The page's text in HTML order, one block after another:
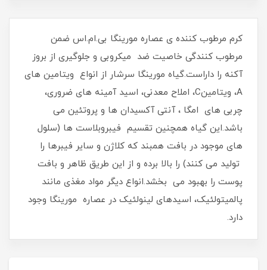
کرم مرطوب کننده ی عصاره مورینگا بی.ام.اس ضمن
مرطوب کنندگی خاصیت ضد میکروبی و جلوگیری از بروز
آکنه را داراست.گیاه مورینگا سرشار از انواع ویتامین های
A، ویتامینC، املاح معدنی، اسید آمینه های ضروری،
چربی های امگا ، آنتی آکسیدان ها و پروتئین می
باشد.این گیاه همچنین تقسیم فیبروبلاست ها (سلول
های موجود در بافت همبند که کلاژن و سایر فیبرها را
تولید می کنند) را بالا برده و از این طریق ظاهر و بافت
پوست را بهبود می بخشد.انواع دیگر مواد مغذی مانند
پالمیتولئیک، اسیدهای لینولئیک در عصاره مورینگا وجود
دارد.